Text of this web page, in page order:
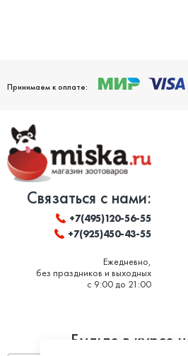
Принимаем к оплате:
Связаться с нами:
+7(495)120-56-55
+7(925)450-43-55
Ежедневно,
без праздников и выходных
с 9:00 до 21:00
Будьте в курсе